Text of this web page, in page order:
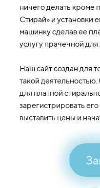
ничего делать кроме
Стирай» и установки
машинку сделав ее
услугу прачечной
Наш сайт создан для
такой
для платной
зарегистрировать
выставить цены и